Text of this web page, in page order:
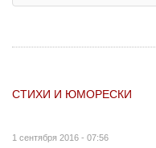
СТИХИ И ЮМОРЕСКИ
1 сентября 2016 - 07:56